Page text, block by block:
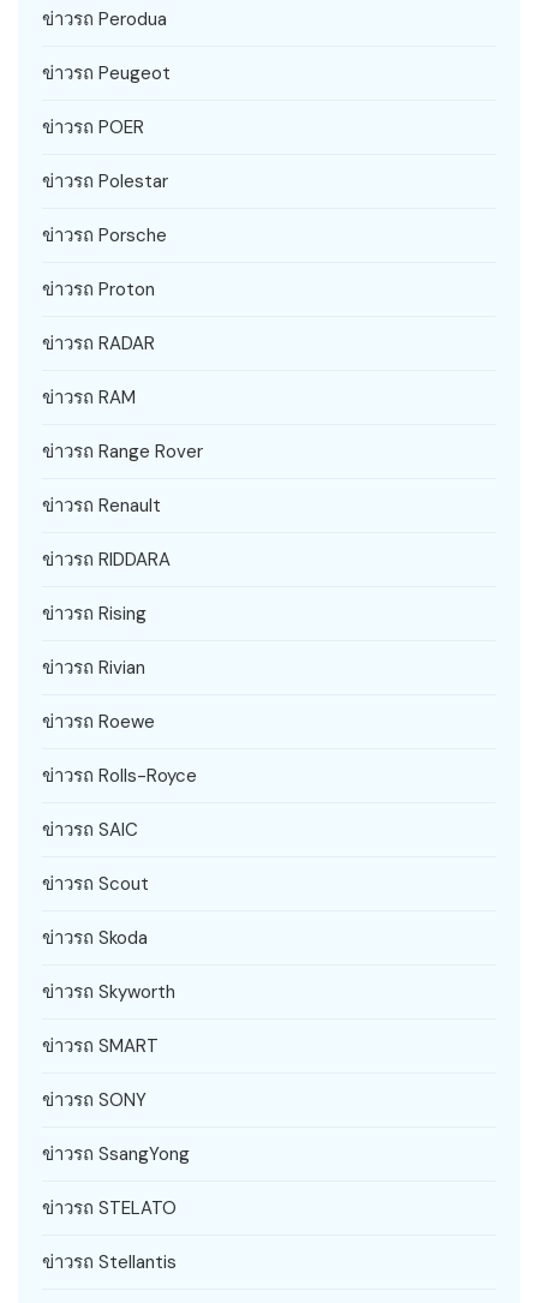
ข่าวรถ Perodua
ข่าวรถ Peugeot
ข่าวรถ POER
ข่าวรถ Polestar
ข่าวรถ Porsche
ข่าวรถ Proton
ข่าวรถ RADAR
ข่าวรถ RAM
ข่าวรถ Range Rover
ข่าวรถ Renault
ข่าวรถ RIDDARA
ข่าวรถ Rising
ข่าวรถ Rivian
ข่าวรถ Roewe
ข่าวรถ Rolls-Royce
ข่าวรถ SAIC
ข่าวรถ Scout
ข่าวรถ Skoda
ข่าวรถ Skyworth
ข่าวรถ SMART
ข่าวรถ SONY
ข่าวรถ SsangYong
ข่าวรถ STELATO
ข่าวรถ Stellantis